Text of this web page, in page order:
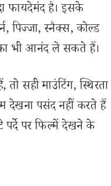
फायदेमंद है। इसके
पिज्जा, स्नैक्स, कोल्ड
भी आनंद ले सकते हैं।
सही माउंटिंग, स्थिरता
देखना पसंद नहीं करते हैं
पर्दे पर फिल्में देखने के